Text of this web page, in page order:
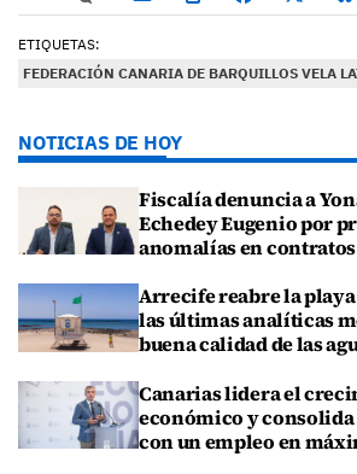
ETIQUETAS:
FEDERACIÓN CANARIA DE BARQUILLOS VELA
NOTICIAS DE HOY
Fiscalía denuncia a
Echedey Eugenio por
anomalías en
Arrecife reabre la
las últimas analíticas
buena calidad de las
Canarias lidera el
económico y
con un empleo en